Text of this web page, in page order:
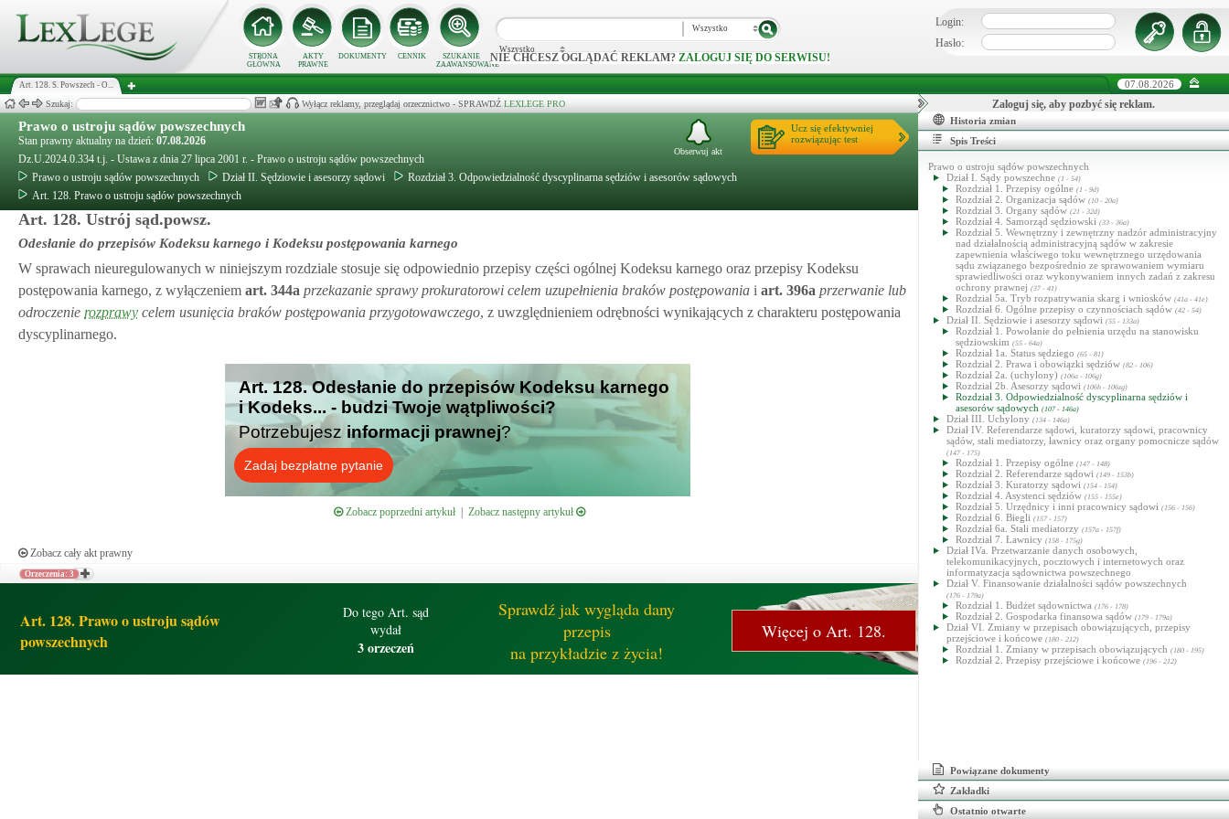
STRONA
GŁÓWNA
AKTY
PRAWNE
DOKUMENTY CENNIK
SZUKANIE
ZAAWANSOWANE
Wszystko
Wszystko
NIE CHCESZ OGLĄDAĆ REKLAM? ZALOGUJ SIĘ DO SERWISU!
Login:
Hasło:
Art. 128. S. Powszech - O... 07.08.2026
Szukaj: Wyłącz reklamy, przeglądaj orzecznictwo - SPRAWDŹ LEXLEGE PRO
Prawo o ustroju sądów powszechnych
Stan prawny aktualny na dzień: 07.08.2026
Dz.U.2024.0.334 t.j. - Ustawa z dnia 27 lipca 2001 r. - Prawo o ustroju sądów powszechnych
Prawo o ustroju sądów powszechnych
Dział II. Sędziowie i asesorzy sądowi
Rozdział 3. Odpowiedzialność dyscyplinarna sędziów i asesorów sądowych
Art. 128. Prawo o ustroju sądów powszechnych
Ucz się efektywniej
rozwiązując test
Obserwuj akt
Art. 128. Ustrój sąd.powsz.
Odesłanie do przepisów Kodeksu karnego i Kodeksu postępowania karnego
W sprawach nieuregulowanych w niniejszym rozdziale stosuje się odpowiednio przepisy części ogólnej Kodeksu karnego oraz przepisy Kodeksu
postępowania karnego, z wyłączeniem art. 344a przekazanie sprawy prokuratorowi celem uzupełnienia braków postępowania i art. 396a przerwanie lub
odroczenie rozprawy celem usunięcia braków postępowania przygotowawczego, z uwzględnieniem odrębności wynikających z charakteru postępowania
dyscyplinarnego.
Art. 128. Odesłanie do przepisów Kodeksu karnego
i Kodeks... - budzi Twoje wątpliwości?
Potrzebujesz informacji prawnej?
Zadaj bezpłatne pytanie
Zobacz poprzedni artykuł| Zobacz następny artykuł
Zobacz cały akt prawny
Orzeczenia: 3
Art. 128. Prawo o ustroju sądów
powszechnych
Do tego Art. sąd
wydał
3 orzeczeń
Sprawdź jak wygląda dany
przepis
na przykładzie z życia!
Więcej o Art. 128.
Zaloguj się, aby pozbyć się reklam.
Historia zmian
Spis Treści
Prawo o ustroju sądów powszechnych
Dział I. Sądy powszechne (1 - 54)
Rozdział 1. Przepisy ogólne (1 - 9d)
Rozdział 2. Organizacja sądów (10 - 20a)
Rozdział 3. Organy sądów (21 - 32d)
Rozdział 4. Samorząd sędziowski (33 - 36a)
Rozdział 5. Wewnętrzny i zewnętrzny nadzór administracyjny
nad działalnością administracyjną sądów w zakresie
zapewnienia właściwego toku wewnętrznego urzędowania
sądu związanego bezpośrednio ze sprawowaniem wymiaru
sprawiedliwości oraz wykonywaniem innych zadań z zakresu
ochrony prawnej (37 - 41)
Rozdział 5a. Tryb rozpatrywania skarg i wniosków (41a - 41e)
Rozdział 6. Ogólne przepisy o czynnościach sądów (42 - 54)
Dział II. Sędziowie i asesorzy sądowi (55 - 133a)
Rozdział 1. Powołanie do pełnienia urzędu na stanowisku
sędziowskim (55 - 64a)
Rozdział 1a. Status sędziego (65 - 81)
Rozdział 2. Prawa i obowiązki sędziów (82 - 106)
Rozdział 2a. (uchylony) (106a - 106g)
Rozdział 2b. Asesorzy sądowi (106h - 106zg)
Rozdział 3. Odpowiedzialność dyscyplinarna sędziów i
asesorów sądowych (107 - 146a)
Dział III. Uchylony (134 - 146a)
Dział IV. Referendarze sądowi, kuratorzy sądowi, pracownicy
sądów, stali mediatorzy, ławnicy oraz organy pomocnicze sądów
(147 - 175)
Rozdział 1. Przepisy ogólne (147 - 148)
Rozdział 2. Referendarze sądowi (149 - 153b)
Rozdział 3. Kuratorzy sądowi (154 - 154)
Rozdział 4. Asystenci sędziów (155 - 155e)
Rozdział 5. Urzędnicy i inni pracownicy sądowi (156 - 156)
Rozdział 6. Biegli (157 - 157)
Rozdział 6a. Stali mediatorzy (157a - 157f)
Rozdział 7. Ławnicy (158 - 175g)
Dział IVa. Przetwarzanie danych osobowych,
telekomunikacyjnych, pocztowych i internetowych oraz
informatyzacja sądownictwa powszechnego
Dział V. Finansowanie działalności sądów powszechnych
(176 - 179a)
Rozdział 1. Budżet sądownictwa (176 - 178)
Rozdział 2. Gospodarka finansowa sądów (179 - 179a)
Dział VI. Zmiany w przepisach obowiązujących, przepisy
przejściowe i końcowe (180 - 212)
Rozdział 1. Zmiany w przepisach obowiązujących (180 - 195)
Rozdział 2. Przepisy przejściowe i końcowe (196 - 212)
Powiązane dokumenty
Zakładki
Ostatnio otwarte